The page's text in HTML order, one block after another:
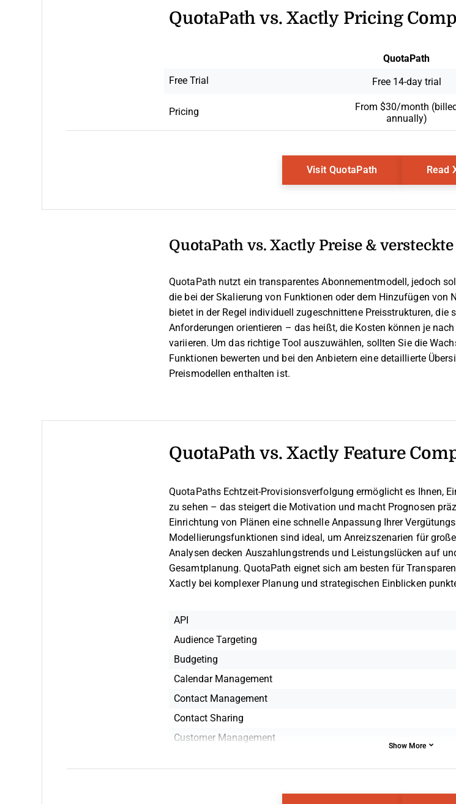
QuotaPath vs. Xactly Pricing
QuotaPath
Free Trial Free 14-day trial
Pricing
From $30/month
annually)
Visit QuotaPath Opens NewRead
QuotaPath vs. Xactly Preise &
QuotaPath nutzt ein transparentes Abonnementmodell, jedoch
die bei der Skalierung von Funktionen oder dem Hinzufügen von
bietet in der Regel individuell zugeschnittene Preisstrukturen, die
Anforderungen orientieren – das heißt, die Kosten können je
variieren. Um das richtige Tool auszuwählen, sollten Sie die
Funktionen bewerten und bei den Anbietern eine detaillierte
Preismodellen enthalten ist.
QuotaPath vs. Xactly Feature
QuotaPaths Echtzeit-Provisionsverfolgung ermöglicht es Ihnen,
zu sehen – das steigert die Motivation und macht Prognosen
Einrichtung von Plänen eine schnelle Anpassung Ihrer
Modellierungsfunktionen sind ideal, um Anreizszenarien für
Analysen decken Auszahlungstrends und Leistungslücken auf
Gesamtplanung. QuotaPath eignet sich am besten für
Xactly bei komplexer Planung und strategischen Einblicken
API
Audience Targeting
Budgeting
Calendar Management
Contact Management
Contact Sharing
Customer Management
Show More